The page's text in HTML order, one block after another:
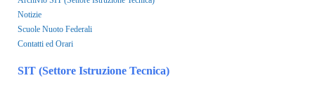
Notizie
Scuole Nuoto Federali
Contatti ed Orari
SIT (Settore Istruzione Tecnica)